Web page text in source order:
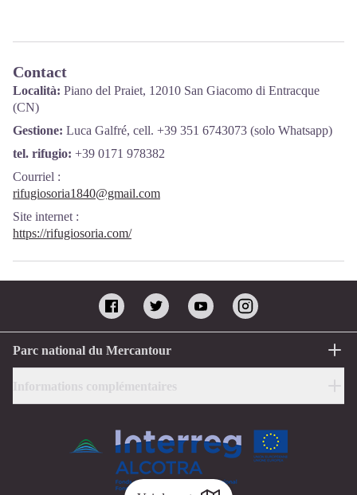
Contact
Località: Piano del Praiet, 12010 San Giacomo di Entracque
(CN)
Gestione: Luca Galfré, cell. +39 351 6743073 (solo Whatsapp)
tel. rifugio: +39 0171 978382
Courriel :
rifugiosoria1840@gmail.com
Site internet :
https://rifugiosoria.com/
Parc national du Mercantour
Informations complémentaires